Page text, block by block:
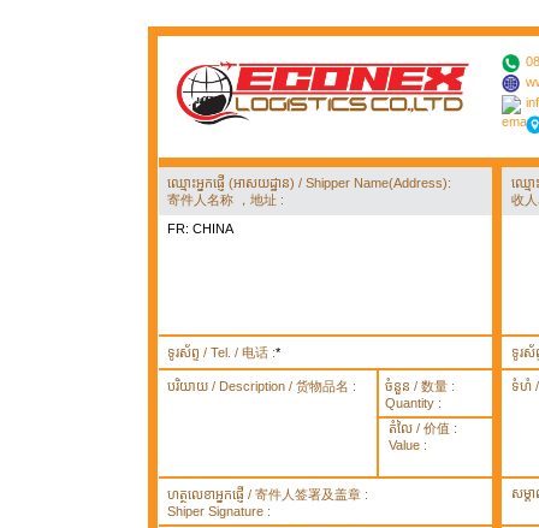
ឈ្មោះអ្នកផ្ញើ (អាសយដ្ឋាន) / Shipper Name(Address):
寄件人名称 ，地址 :
FR: CHINA
ឈ្មោ
收
ទូរស័ព្ទ / Tel. / 电话 :* ទូរស័
បរិយាយ / Description / 货物品名 :
ចំនួន / 数量 :
Quantity :
តំលៃ / 价值 :
Value :
ទំហំ /
ហត្ថលេខាអ្នកផ្ញើ / 寄件人签署及盖章 :
Shiper Signature :
សម្គ